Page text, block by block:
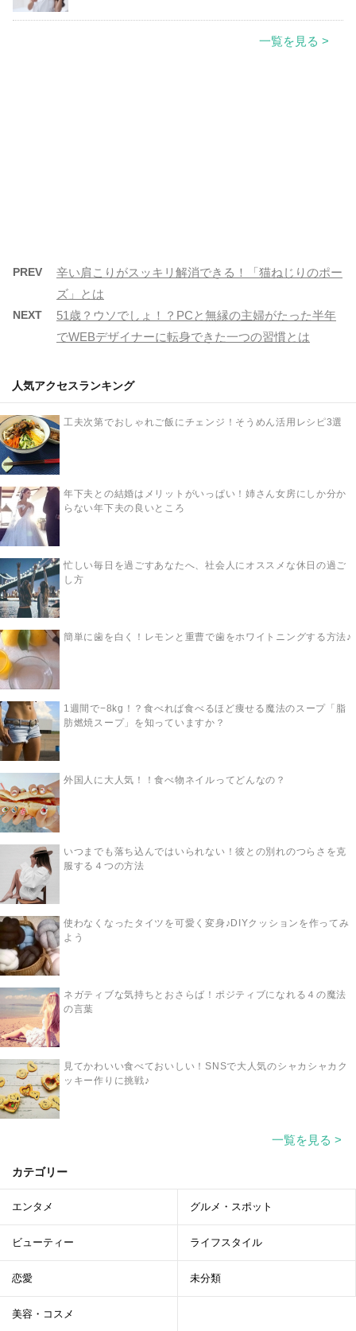
一覧を見る >
PREV
辛い肩こりがスッキリ解消できる！「猫ねじりのポー
ズ」とは
NEXT
51歳？ウソでしょ！？PCと無縁の主婦がたった半年
でWEBデザイナーに転身できた一つの習慣とは
人気アクセスランキング
工夫次第でおしゃれご飯にチェンジ！そうめん活用レシピ3選
年下夫との結婚はメリットがいっぱい！姉さん女房にしか分か
らない年下夫の良いところ
忙しい毎日を過ごすあなたへ、社会人にオススメな休日の過ご
し方
簡単に歯を白く！レモンと重曹で歯をホワイトニングする方法♪
1週間で−8kg！？食べれば食べるほど痩せる魔法のスープ「脂
肪燃焼スープ」を知っていますか？
外国人に大人気！！食べ物ネイルってどんなの？
いつまでも落ち込んではいられない！彼との別れのつらさを克
服する４つの方法
使わなくなったタイツを可愛く変身♪DIYクッションを作ってみ
よう
ネガティブな気持ちとおさらば！ポジティブになれる４の魔法
の言葉
見てかわいい食べておいしい！SNSで大人気のシャカシャカク
ッキー作りに挑戦♪
一覧を見る >
カテゴリー
エンタメ グルメ・スポット
ビューティー ライフスタイル
恋愛 未分類
美容・コスメ